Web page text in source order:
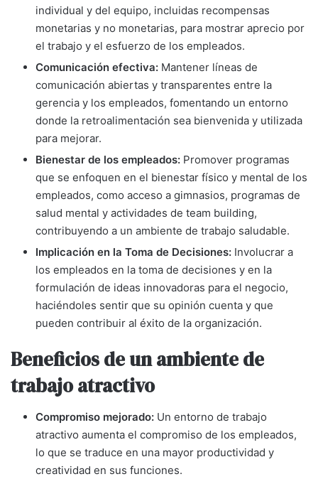
individual y del equipo, incluidas recompensas
monetarias y no monetarias, para mostrar aprecio por
el trabajo y el esfuerzo de los empleados.
Comunicación efectiva: Mantener líneas de
comunicación abiertas y transparentes entre la
gerencia y los empleados, fomentando un entorno
donde la retroalimentación sea bienvenida y utilizada
para mejorar.
Bienestar de los empleados: Promover programas
que se enfoquen en el bienestar físico y mental de los
empleados, como acceso a gimnasios, programas de
salud mental y actividades de team building,
contribuyendo a un ambiente de trabajo saludable.
Implicación en la Toma de Decisiones: Involucrar a
los empleados en la toma de decisiones y en la
formulación de ideas innovadoras para el negocio,
haciéndoles sentir que su opinión cuenta y que
pueden contribuir al éxito de la organización.
Beneficios de un ambiente de
trabajo atractivo
Compromiso mejorado: Un entorno de trabajo
atractivo aumenta el compromiso de los empleados,
lo que se traduce en una mayor productividad y
creatividad en sus funciones.